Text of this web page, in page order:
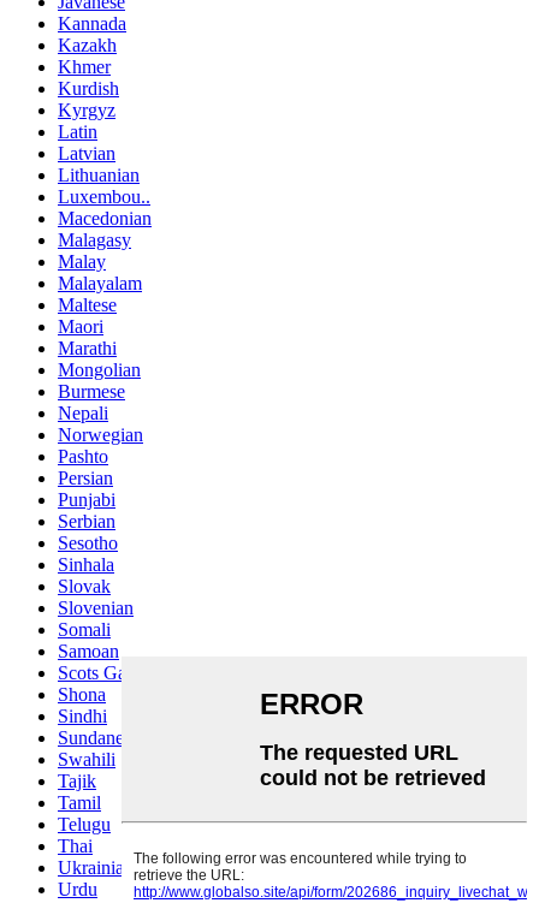
Kannada
Kazakh
Khmer
Kurdish
Kyrgyz
Latin
Latvian
Lithuanian
Luxembou..
Macedonian
Malagasy
Malay
Malayalam
Maltese
Maori
Marathi
Mongolian
Burmese
Nepali
Norwegian
Pashto
Persian
Punjabi
Serbian
Sesotho
Sinhala
Slovak
Slovenian
Somali
Samoan
Scots Gaelic
Shona
Sindhi
Sundanese
Swahili
Tajik
Tamil
Telugu
Thai
Ukrainian
Urdu